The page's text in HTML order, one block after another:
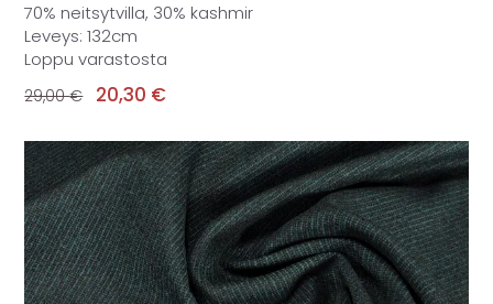
70% neitsytvilla, 30% kashmir
Leveys: 132cm
Loppu varastosta
29,00€ 20,30 €